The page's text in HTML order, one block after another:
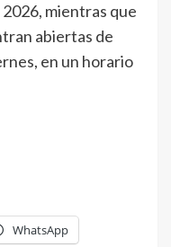
mientras que
abiertas de
en un horario
WhatsApp